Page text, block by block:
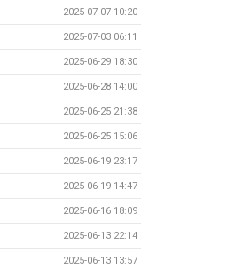
2025-07-07 10:20
2025-07-03 06:11
2025-06-29 18:30
2025-06-28 14:00
2025-06-25 21:38
2025-06-25 15:06
2025-06-19 23:17
2025-06-19 14:47
2025-06-16 18:09
2025-06-13 22:14
2025-06-13 13:57